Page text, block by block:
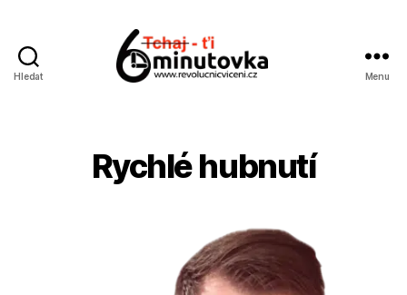
Hledat Menu
Rychlé hubnutí